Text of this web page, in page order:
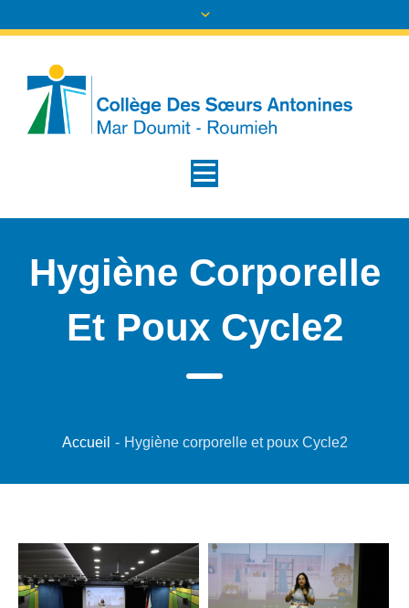
Hygiène Corporelle
Et Poux Cycle2
Accueil - Hygiène corporelle et poux Cycle2